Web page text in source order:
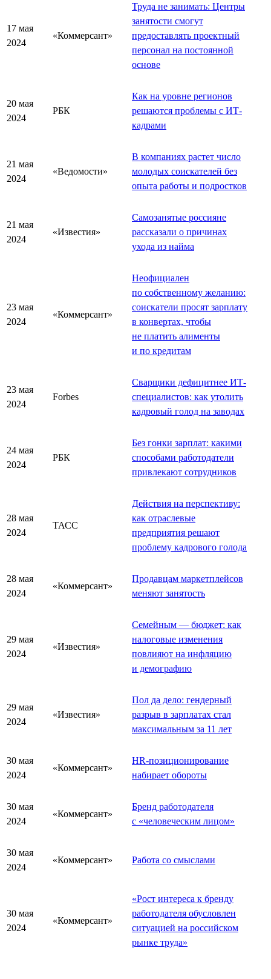
17 мая
2024
«Коммерсант»
Труда не занимать: Центры
занятости смогут
предоставлять проектный
персонал на постоянной
основе
20 мая
2024
РБК
Как на уровне регионов
решаются проблемы с ИТ-
кадрами
21 мая
2024
«Ведомости»
В компаниях растет число
молодых соискателей без
опыта работы и подростков
21 мая
2024
«Известия»
Самозанятые россияне
рассказали о причинах
ухода из найма
23 мая
2024
«Коммерсант»
Неофициален
по собственному желанию:
соискатели просят зарплату
в конвертах, чтобы
не платить алименты
и по кредитам
23 мая
2024
Forbes
Сварщики дефицитнее ИТ-
специалистов: как утолить
кадровый голод на заводах
24 мая
2024
РБК
Без гонки зарплат: какими
способами работодатели
привлекают сотрудников
28 мая
2024
ТАСС
Действия на перспективу:
как отраслевые
предприятия решают
проблему кадрового голода
28 мая
2024
«Коммерсант»
Продавцам маркетплейсов
меняют занятость
29 мая
2024
«Известия»
Семейным — бюджет: как
налоговые изменения
повлияют на инфляцию
и демографию
29 мая
2024
«Известия»
Пол да дело: гендерный
разрыв в зарплатах стал
максимальным за 11 лет
30 мая
2024
«Коммерсант»
HR-позиционирование
набирает обороты
30 мая
2024
«Коммерсант»
Бренд работодателя
с «человеческим лицом»
30 мая
2024
«Коммерсант» Работа со смыслами
30 мая
2024
«Коммерсант»
«Рост интереса к бренду
работодателя обусловлен
ситуацией на российском
рынке труда»